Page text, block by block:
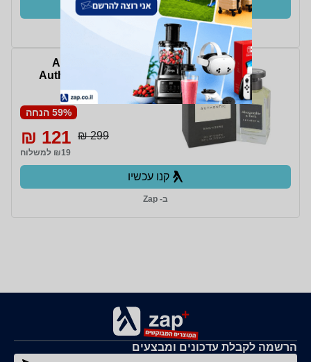
קנו עכשיו
ב- Zap
Abercrombie Fitch
Authentic EDT Spray
100 ML אברקומבי
59% הנחה
299 ₪
121 ₪
₪19 למשלוח
קנו עכשיו
ב- Zap
הרשמה לקבלת עדכונים ומבצעים